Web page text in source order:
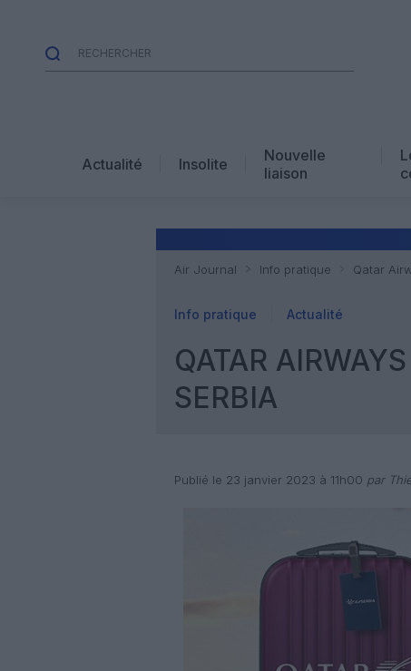
Actualité Insolite
Nouvelle
liaison
Air Journal Info pratique Qatar
Info pratique Actualité
QATAR
SERBIA
Publié le 23 janvier 2023 à 11h00 par